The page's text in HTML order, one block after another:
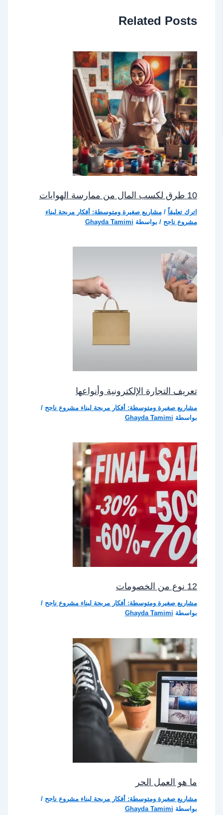
Related Posts
10 طرق لكسب المال من ممارسة الهوايات
اترك تعليقاً /مشاريع صغيرة ومتوسطة: أفكار مربحة لبناء
مشروع ناجح / بواسطة Ghayda Tamimi
تعريف التجارة الإلكترونية وأنواعها
مشاريع صغيرة ومتوسطة: أفكار مربحة لبناء مشروع ناجح /
بواسطة Ghayda Tamimi
12 نوع من الخصومات
مشاريع صغيرة ومتوسطة: أفكار مربحة لبناء مشروع ناجح /
بواسطة Ghayda Tamimi
ما هو العمل الحر
مشاريع صغيرة ومتوسطة: أفكار مربحة لبناء مشروع ناجح /
بواسطة Ghayda Tamimi